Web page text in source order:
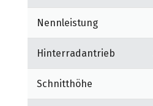
Nennleistung
Hinterradantrieb
Schnitthöhe